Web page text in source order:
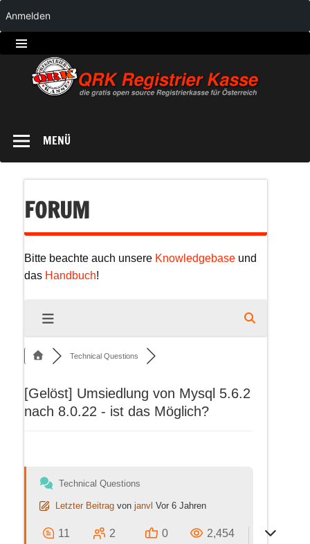
QRK
MENÜ
FORUM
Bitte beachte auch unsere Knowledgebase und
das Handbuch!
Technical Questions
[Gelöst] Umsiedlung von Mysql 5.6.2
nach 8.0.22 - ist das Möglich?
Technical Questions
Letzter Beitrag von janvl Vor 6 Jahren
11 2 0 2,454
Anmelden